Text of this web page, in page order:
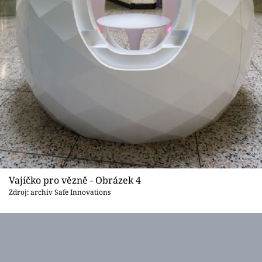
Vajíčko pro vězně - Obrázek 4
Zdroj: archiv Safe Innovations